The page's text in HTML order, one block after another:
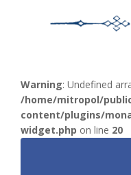
Warning: Undefined
/home/mitropol/
content/plugins/
widget.php on line 20